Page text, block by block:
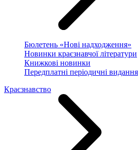
Бюлетень «Нові надходження»
Новинки краєзнавчої літератури
Книжкові новинки
Передплатні періодичні видання
Краєзнавство